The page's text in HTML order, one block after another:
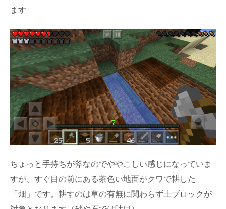
ます
ちょっと手持ちが斧なのでややこしい感じになっていま
すが、すぐ目の前にある茶色い地面がクワで耕した
「畑」です。耕すのは草の有無に関わらず土ブロックが